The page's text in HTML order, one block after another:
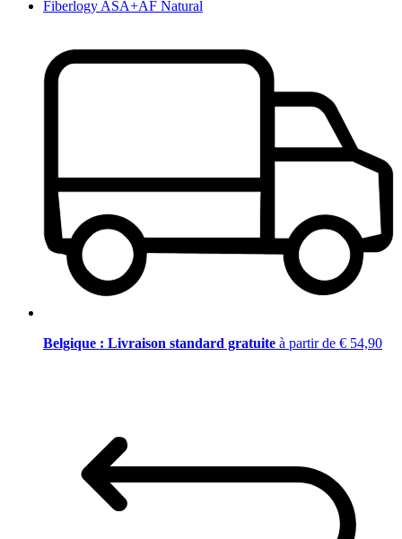
Fiberlogy ASA+AF Natural
Belgique : Livraison standard gratuite à partir de € 54,90